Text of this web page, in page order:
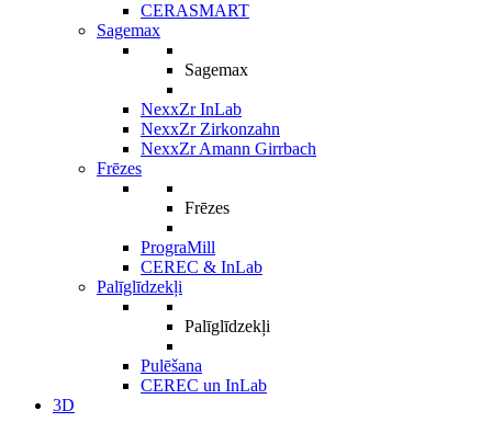
CERASMART
Sagemax
Sagemax
NexxZr InLab
NexxZr Zirkonzahn
NexxZr Amann Girrbach
Frēzes
Frēzes
PrograMill
CEREC & InLab
Palīglīdzekļi
Palīglīdzekļi
Pulēšana
CEREC un InLab
3D